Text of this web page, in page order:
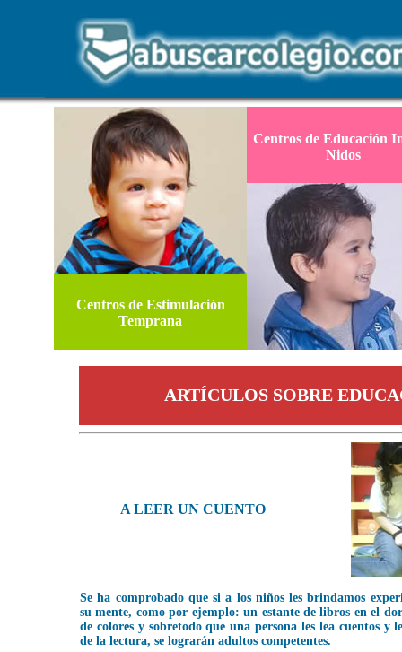
Centros de Educación
Nidos
Centros de Estimulación
Temprana
ARTÍCULOS SOBRE
A LEER UN CUENTO
Se ha comprobado que si a los niños les brindamos
su mente, como por ejemplo: un estante de libros en el
de colores y sobretodo que una persona les lea cuentos y
de la lectura, se lograrán adultos competentes.